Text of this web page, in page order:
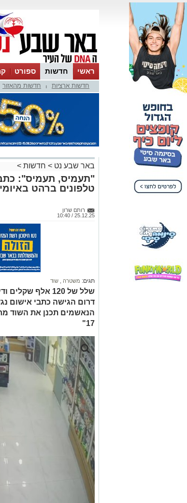
ראשי חדשות ספורט
עסקים
טיפים והמלצותחדשות ארציות חדשות מהאזור
באר שבע נט > חדשות >
"תעמיס, תעמיס":
טלפונים ברהט
רותם שרון
25.12.25 / 10:40
תגים: משטרה שוד
שלל של 120 אלף
הנאשמים תכנן את השוד
17"